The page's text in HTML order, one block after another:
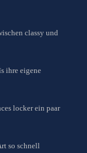
classy und
ihre eigene
locker ein paar
so schnell